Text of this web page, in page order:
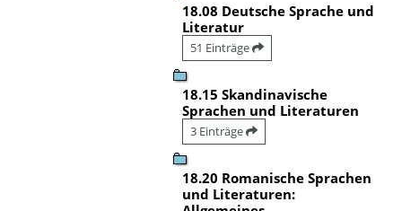
18.08 Deutsche Sprache und
Literatur
51 Einträge
18.15 Skandinavische
Sprachen und Literaturen
3 Einträge
18.20 Romanische Sprachen
und Literaturen: